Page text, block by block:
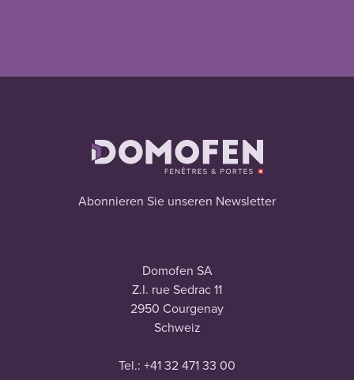
Abonnieren Sie unseren Newsletter
Domofen SA
Z.I. rue Sedrac 11
2950 Courgenay
Schweiz
Tel.: +41 32 471 33 00